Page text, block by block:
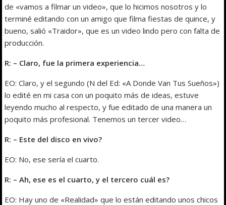
de «vamos a filmar un video», que lo hicimos nosotros y lo
terminé editando con un amigo que filma fiestas de quince, y
bueno, salió «Traidor», que es un video lindo pero con falta de
producción.
R: – Claro, fue la primera experiencia…
EO: Claro, y el segundo (N del Ed: «A Donde Van Tus Sueños»)
lo edité en mi casa con un poquito más de ideas, estuve
leyendo mucho al respecto, y fue editado de una manera un
poquito más profesional. Tenemos un tercer video…
R: – Este del disco en vivo?
EO: No, ese sería el cuarto.
R: – Ah, ese es el cuarto, y el tercero cuál es?
EO: Hay uno de «Realidad» que lo están editando unos chicos